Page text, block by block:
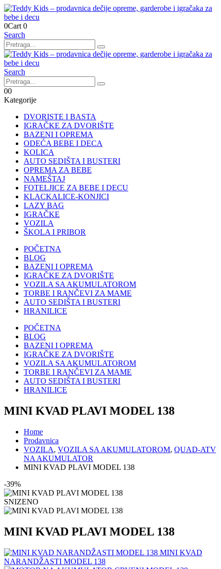
0Cart 0
Search
Search
00
Kategorije
DVORISTE I BASTA
IGRAČKE ZA DVORIŠTE
BAZENI I OPREMA
ODEĆA BEBE I DECA
KOLICA
AUTO SEDIŠTA I BUSTERI
OPREMA ZA BEBE
NAMEŠTAJ
FOTELJICE ZA BEBE I DECU
KLACKALICE-KONJICI
LAZY BAG
IGRAČKE
VOZILA
ŠKOLA I PRIBOR
POČETNA
BLOG
BAZENI I OPREMA
IGRAČKE ZA DVORIŠTE
VOZILA SA AKUMULATOROM
TORBE I RANČEVI ZA MAME
AUTO SEDIŠTA I BUSTERI
HRANILICE
POČETNA
BLOG
BAZENI I OPREMA
IGRAČKE ZA DVORIŠTE
VOZILA SA AKUMULATOROM
TORBE I RANČEVI ZA MAME
AUTO SEDIŠTA I BUSTERI
HRANILICE
MINI KVAD PLAVI MODEL 138
Home
Prodavnica
VOZILA, VOZILA SA AKUMULATOROM, QUAD-ATV
NA AKUMULATOR
MINI KVAD PLAVI MODEL 138
-39%
SNIZENO
MINI KVAD PLAVI MODEL 138
MINI KVAD
NARANDŽASTI MODEL 138